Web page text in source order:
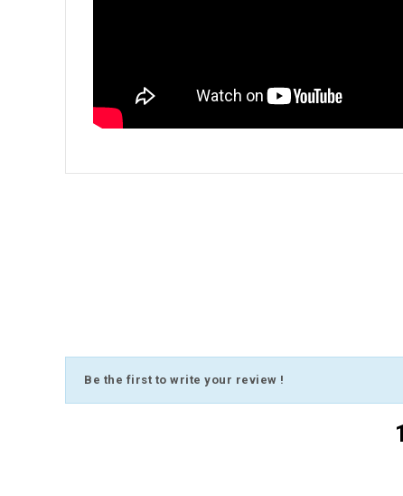
Be the first to write your review !